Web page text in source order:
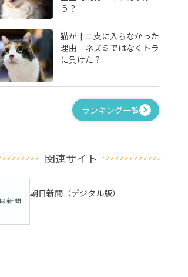
う？
猫が十二支に入らなかった
理由 ネズミではなくトラ
に負けた？
ランキング一覧
関連サイト
朝日新聞（デジタル版）